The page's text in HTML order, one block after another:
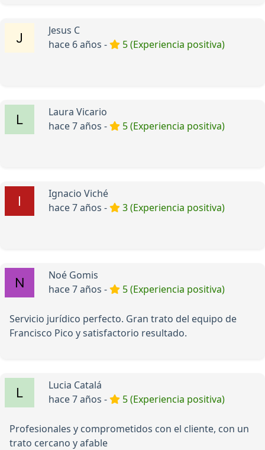
Jesus C
hace 6 años -
5 (Experiencia positiva)
Laura Vicario
hace 7 años -
5 (Experiencia positiva)
Ignacio Viché
hace 7 años -
3 (Experiencia positiva)
Noé Gomis
hace 7 años -
5 (Experiencia positiva)
Servicio jurídico perfecto. Gran trato del equipo de
Francisco Pico y satisfactorio resultado.
Lucia Catalá
hace 7 años -
5 (Experiencia positiva)
Profesionales y comprometidos con el cliente, con un
trato cercano y afable